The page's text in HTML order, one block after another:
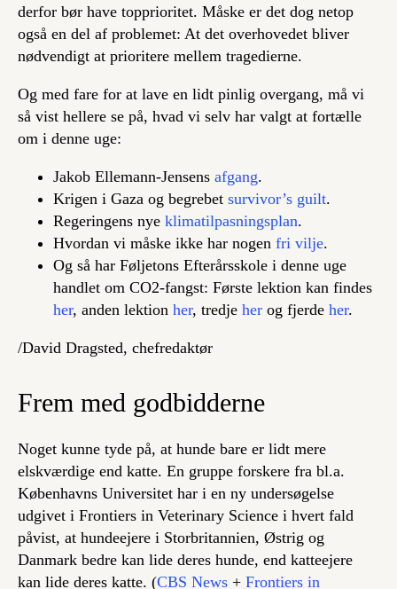
derfor bør have topprioritet. Måske er det dog netop
også en del af problemet: At det overhovedet bliver
nødvendigt at prioritere mellem tragedierne.
Og med fare for at lave en lidt pinlig overgang, må vi
så vist hellere se på, hvad vi selv har valgt at fortælle
om i denne uge:
Jakob Ellemann-Jensens afgang.
Krigen i Gaza og begrebet survivor’s guilt.
Regeringens nye klimatilpasningsplan.
Hvordan vi måske ikke har nogen fri vilje.
Og så har Føljetons Efterårsskole i denne uge
handlet om CO2-fangst: Første lektion kan findes
her, anden lektion her, tredje her og fjerde her.
/David Dragsted, chefredaktør
Frem med godbidderne
Noget kunne tyde på, at hunde bare er lidt mere
elskværdige end katte. En gruppe forskere fra bl.a.
Københavns Universitet har i en ny undersøgelse
udgivet i Frontiers in Veterinary Science i hvert fald
påvist, at hundeejere i Storbritannien, Østrig og
Danmark bedre kan lide deres hunde, end katteejere
kan lide deres katte. (CBS News + Frontiers in